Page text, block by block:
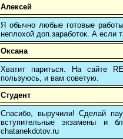
Алексей
Я обычно любые готовые
неплохой доп.заработок. А если
Оксана
Хватит париться. На сайте
пользуюсь, и вам советую.
Студент
Спасибо, выручили! Сделай
вступительные экзамены и
chatanekdotov.ru